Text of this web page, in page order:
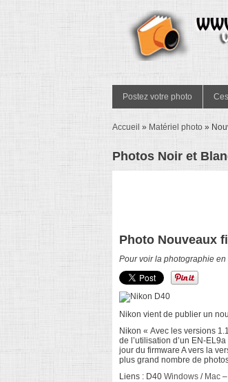
Postez votre photo
Accueil » Matériel photo »
Photos Noir et
Photo Nouveaux
Pour voir la photographie
Nikon vient de publier un
Nikon « Avec les versions
de l’utilisation d’un EN-
jour du firmware A vers la
plus grand nombre de
Liens : D40 Windows / Mac